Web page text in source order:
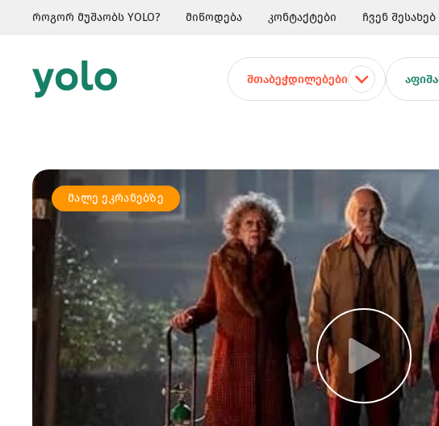
როგორ მუშაობს YOLO? მიწოდება კონტაქტები ჩვენ შესახებ
ᲨᲗᲐᲑᲔᲭᲓᲘᲚᲔᲑᲔᲑᲘ ᲐᲤᲘᲨᲐ
ᲛᲐᲚᲔ ᲔᲙᲠᲐᲜᲔᲑᲖᲔ